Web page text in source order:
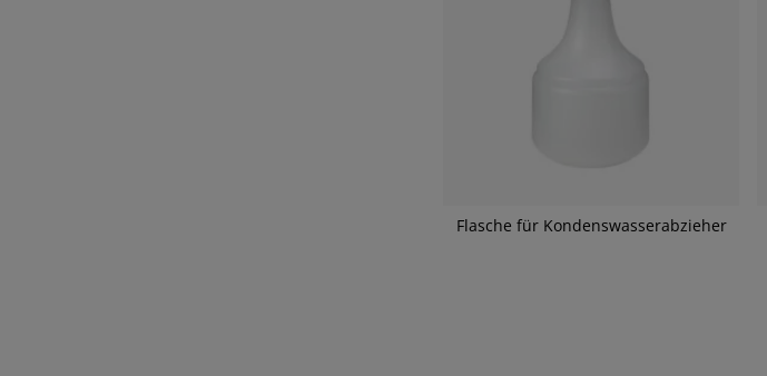
Flasche für Kondenswasserabzieher